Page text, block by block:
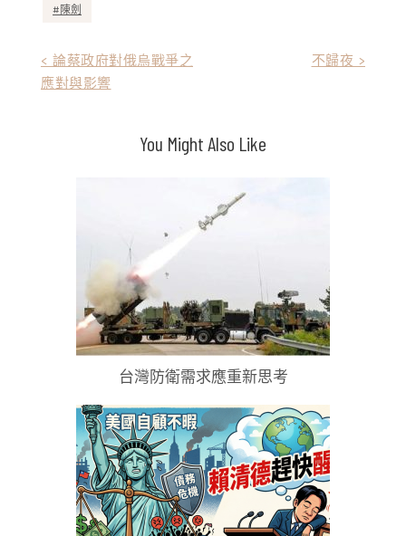
陳劍
< 論蔡政府對俄烏戰爭之
應對與影響
不歸夜 >
You Might Also Like
台灣防衛需求應重新思考